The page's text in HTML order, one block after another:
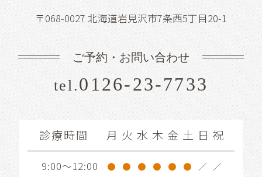
〒068-0027 北海道岩見沢市7条西5丁目20-1
ご予約・お問い合わせ
tel.0126-23-7733
診療時間 月 火 水 木 金 土 日 祝
9:00～12:00 ● ● ● ● ● ● ／ ／